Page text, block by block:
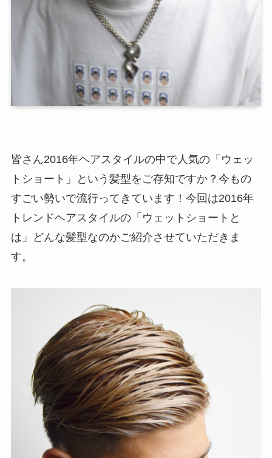
皆さん2016年ヘアスタイルの中で人気の「ウェッ
トショート」という髪型をご存知ですか？今もの
すごい勢いで流行ってきています！今回は2016年
トレンドヘアスタイルの「ウェットショートと
は」どんな髪型なのかご紹介させていただきま
す。